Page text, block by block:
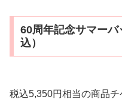
60周年記念サマー
込）
税込5,350円相当の商品